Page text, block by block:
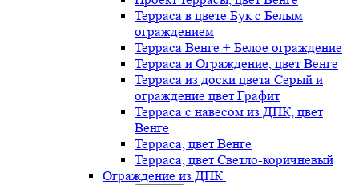
Терраса в цвете Бук с Белым
ограждением
Терраса Венге + Белое ограждение
Терраса и Ограждение, цвет Венге
Терраса из доски цвета Серый и
ограждение цвет Графит
Терраса с навесом из ДПК, цвет
Венге
Терраса, цвет Венге
Терраса, цвет Светло-коричневый
Ограждение из ДПК